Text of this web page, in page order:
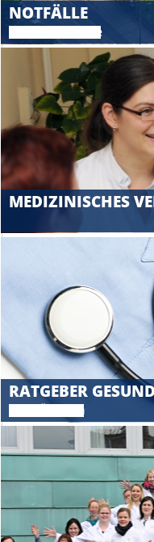
NOTFÄLLE
Zentrale Notaufnahme
MEDIZINISCHES
RATGEBER